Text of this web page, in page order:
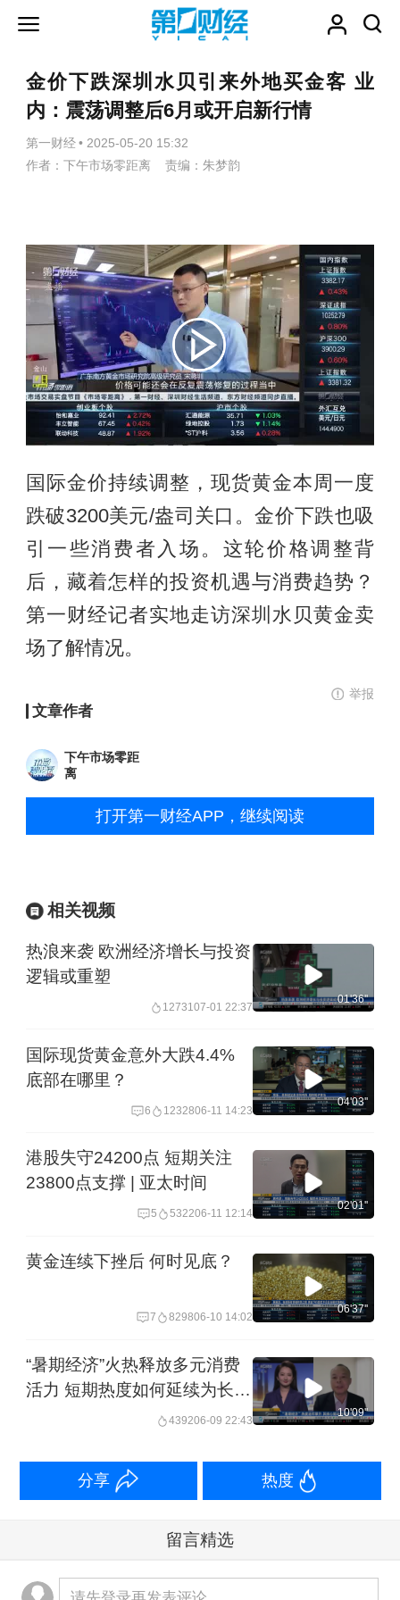
金价下跌深圳水贝引来外地买金客 业
内：震荡调整后6月或开启新行情
第一财经 • 2025-05-20 15:32
作者：下午市场零距离 责编：朱梦韵
国际金价持续调整，现货黄金本周一度
跌破3200美元/盎司关口。金价下跌也吸
引一些消费者入场。这轮价格调整背
后，藏着怎样的投资机遇与消费趋势？
第一财经记者实地走访深圳水贝黄金卖
场了解情况。
举报
文章作者
下午市场零距
离
打开第一财经APP，继续阅读
相关视频
热浪来袭 欧洲经济增长与投资
逻辑或重塑
1273107-01 22:37
01'36''
国际现货黄金意外大跌4.4%
底部在哪里？
6 1232806-11 14:23
04'03''
港股失守24200点 短期关注
23800点支撑 | 亚太时间
5 532206-11 12:14
02'01''
黄金连续下挫后 何时见底？
7 829806-10 14:02
06'37''
“暑期经济”火热释放多元消费
活力 短期热度如何延续为长效
439206-09 22:43
10'09''
分享 热度
留言精选